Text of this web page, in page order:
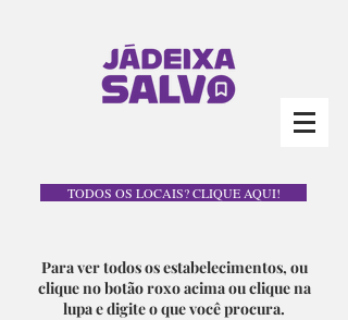
TODOS OS LOCAIS? CLIQUE AQUI!
Para ver todos os estabelecimentos, ou
clique no botão roxo acima ou clique na
lupa e digite o que você procura.